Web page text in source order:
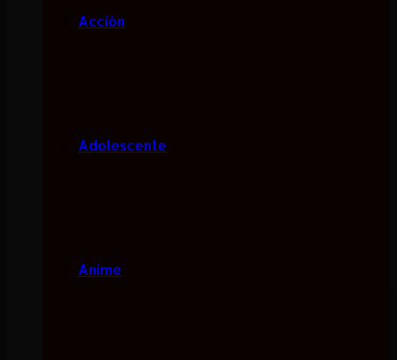
Acción
Adolescente
Anime